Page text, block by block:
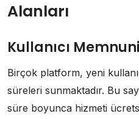
Alanları
Kullanıcı
Birçok platform, yeni
süreleri sunmaktadır. Bu
süre boyunca hizmeti